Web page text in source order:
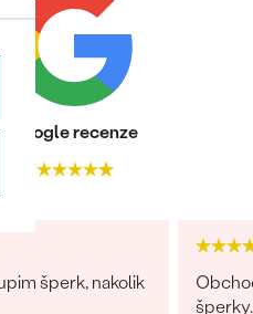
Google recenze
4.7
šperk, nakolik